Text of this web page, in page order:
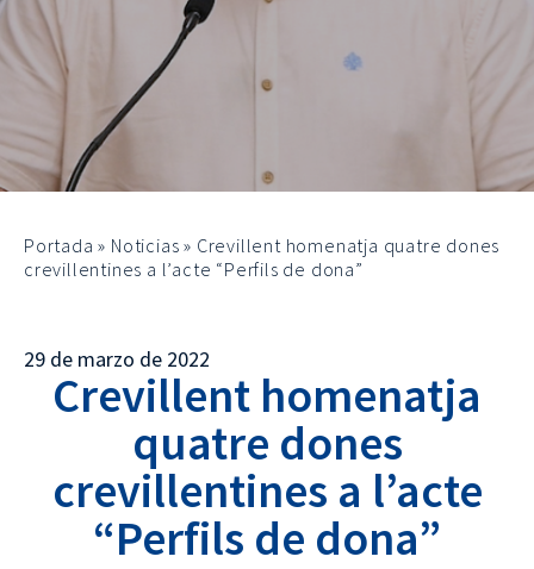
Portada » Noticias » Crevillent homenatja quatre dones
crevillentines a l’acte “Perfils de dona”
29 de marzo de 2022
Crevillent homenatja
quatre dones
crevillentines a l’acte
“Perfils de dona”